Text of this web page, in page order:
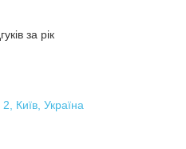
за рік
Київ, Україна